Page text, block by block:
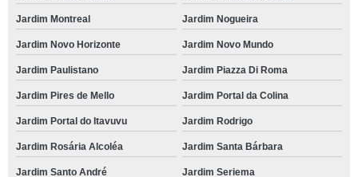
Jardim Montreal Jardim Nogueira
Jardim Novo Horizonte Jardim Novo Mundo
Jardim Paulistano Jardim Piazza Di Roma
Jardim Pires de Mello Jardim Portal da Colina
Jardim Portal do Itavuvu Jardim Rodrigo
Jardim Rosária Alcoléa Jardim Santa Bárbara
Jardim Santo André Jardim Seriema